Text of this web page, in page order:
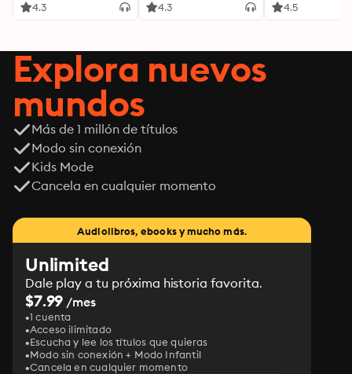
4.3 4.3 4.5
Explora nuevos
mundos
Más de 1 millón de títulos
Modo sin conexión
Kids Mode
Cancela en cualquier momento
Audiolibros, ebooks y mucho más.
Unlimited
Dale play a tu próxima historia favorita.
$7.99 /mes
1 cuenta
Acceso ilimitado
Escucha y lee los títulos que quieras
Modo sin conexión + Modo Infantil
Cancela en cualquier momento